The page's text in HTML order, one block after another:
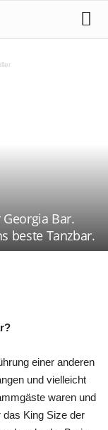
Bar.
beste Tanzbar.
einer anderen
und vielleicht
waren und
King Size der